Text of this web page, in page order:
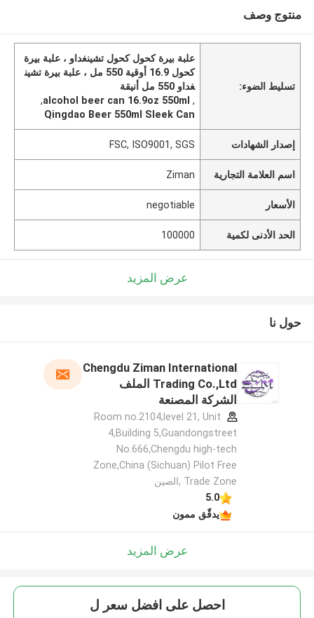
منتوج وصف
تسليط الضوء:
علبة بيرة كحول كحول تشينغداو ، علبة بيرة
كحول 16.9 أوقية 550 مل ، علبة بيرة تشين
غداو 550 مل أنيقة
,
alcohol beer can 16.9oz 550ml
,
Qingdao Beer 550ml Sleek Can
إصدار الشهادات FSC, ISO9001, SGS
اسم العلامة التجارية Ziman
الأسعار negotiable
الحد الأدنى لكمية 100000
عرض المزيد
حول نا
Chengdu Ziman International
Trading Co.,Ltd الملف
الشركة المصنعة
Room no.2104,level 21, Unit
4,Building 5,Guandongstreet
No.666,Chengdu high-tech
Zone,China (Sichuan) Pilot Free
Trade Zone ,الصين
5.0
يدقّق ممون
عرض المزيد
احصل على افضل سعر ل